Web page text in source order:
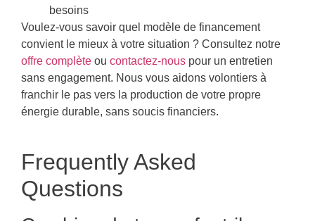
besoins
Voulez-vous savoir quel modèle de financement
convient le mieux à votre situation ? Consultez notre
offre complète ou contactez-nous pour un entretien
sans engagement. Nous vous aidons volontiers à
franchir le pas vers la production de votre propre
énergie durable, sans soucis financiers.
Frequently Asked
Questions